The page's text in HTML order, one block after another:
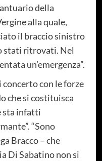
della
alla quale,
il braccio sinistro
stati ritrovati. Nel
un’emergenza”.
con le forze
che si costituisca
sta infatti
“Sono
Bracco – che
Di Sabatino non si